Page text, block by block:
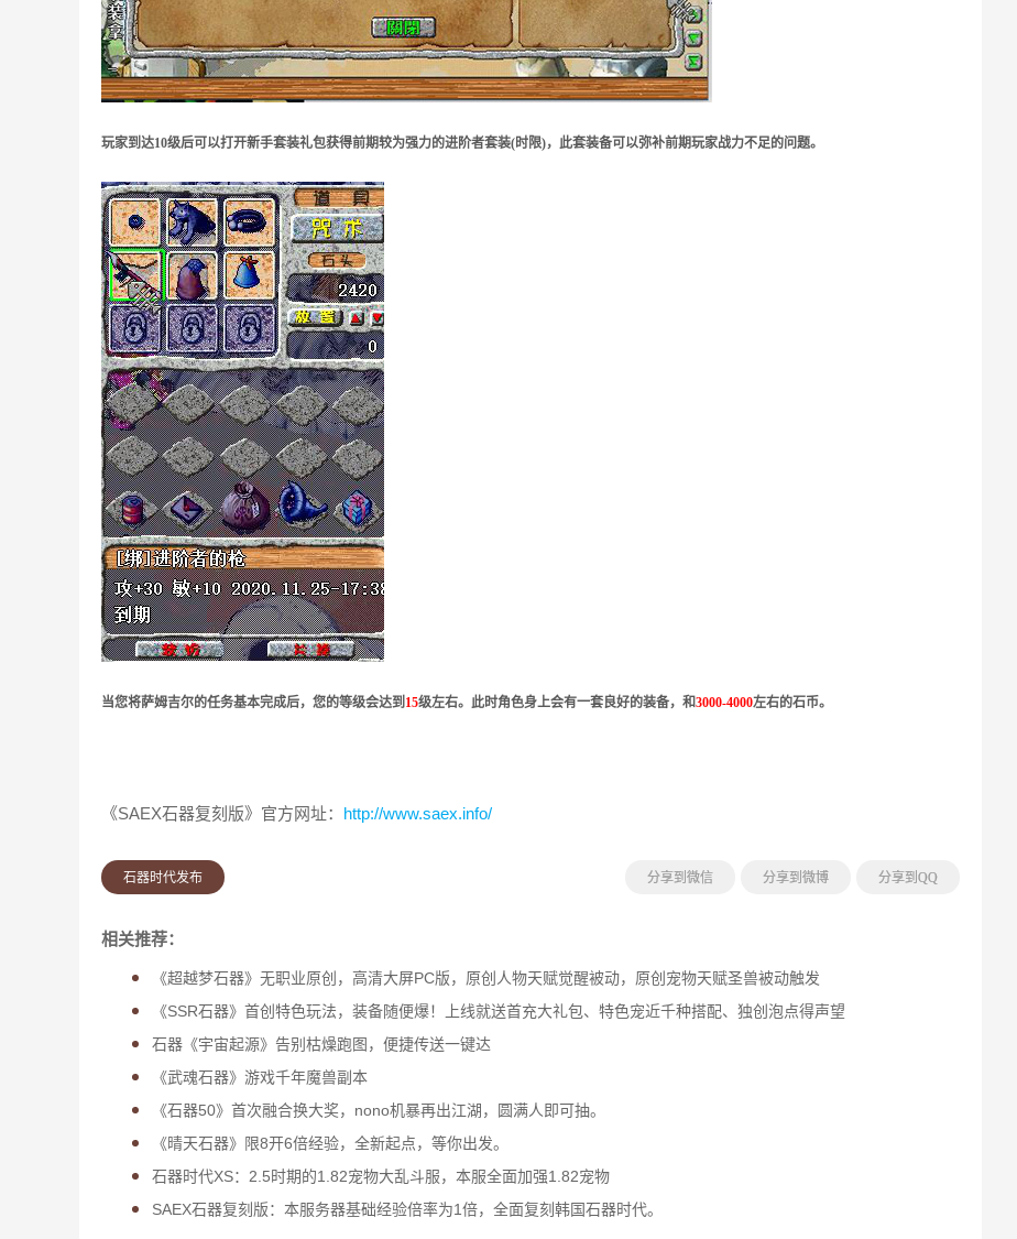
玩家到达10级后可以打开新手套装礼包获得前期较为强力的进阶者套装(时限)，此套装备可以弥补前期玩家战力不足的问题。
当您将萨姆吉尔的任务基本完成后，您的等级会达到 15级左右。此时角色身上会有一套良好的装备，和3000-4000左右的石币。
《SAEX石器复刻版》官方网址： http://www.saex.info/
石器时代发布 分享到微信 分享到微博 分享到QQ
相关推荐：
《超越梦石器》无职业原创，高清大屏PC版，原创人物天赋觉醒被动，原创宠物天赋圣兽被动触发
《SSR石器》首创特色玩法，装备随便爆！上线就送首充大礼包、特色宠近千种搭配、独创泡点得声望
石器《宇宙起源》告别枯燥跑图，便捷传送一键达
《武魂石器》游戏千年魔兽副本
《石器50》首次融合换大奖，nono机暴再出江湖，圆满人即可抽。
《晴天石器》限8开6倍经验，全新起点，等你出发。
石器时代XS：2.5时期的1.82宠物大乱斗服，本服全面加强1.82宠物
SAEX石器复刻版：本服务器基础经验倍率为1倍，全面复刻韩国石器时代。